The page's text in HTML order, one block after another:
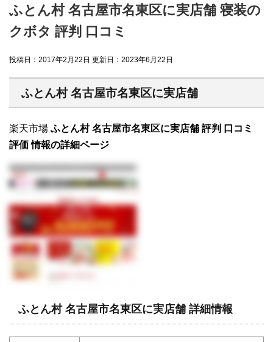
ふとん村 名古屋市名東区に実店舗 寝装の
クボタ 評判 口コミ
投稿日：2017年2月22日 更新日： 2023年6月22日
ふとん村 名古屋市名東区に実店舗
楽天市場 ふとん村 名古屋市名東区に実店舗 評判 口コミ
評価 情報の詳細ページ
ふとん村 名古屋市名東区に実店舗 詳細情報